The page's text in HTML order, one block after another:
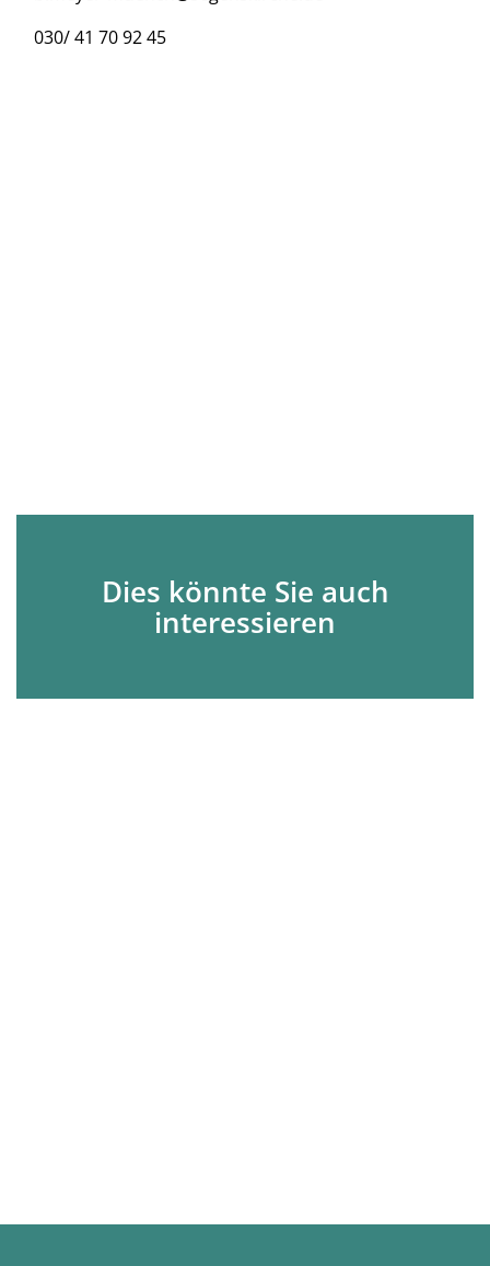
030/ 41 70 92 45
Dies könnte Sie auch
interessieren